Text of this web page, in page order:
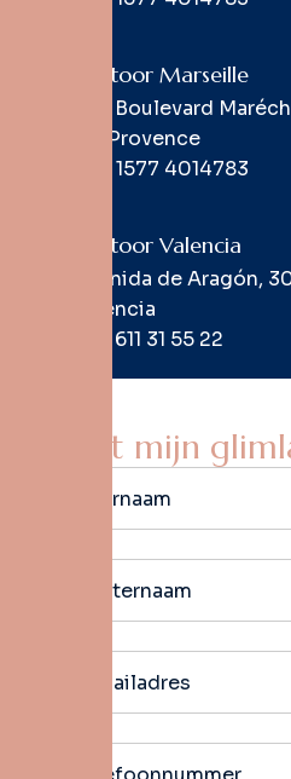
Kantoor Marseille
423 Boulevard
de-Provence
+49 1577 4014783
Kantoor Valencia
Avenida de Aragón,
Valencia
+34 611 31 55 22
t mijn gliml